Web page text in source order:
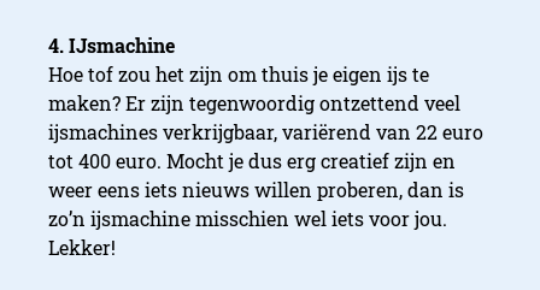
4. IJsmachine
Hoe tof zou het zijn om thuis je eigen ijs te
maken? Er zijn tegenwoordig ontzettend veel
ijsmachines verkrijgbaar, variërend van 22 euro
tot 400 euro. Mocht je dus erg creatief zijn en
weer eens iets nieuws willen proberen, dan is
zo’n ijsmachine misschien wel iets voor jou.
Lekker!